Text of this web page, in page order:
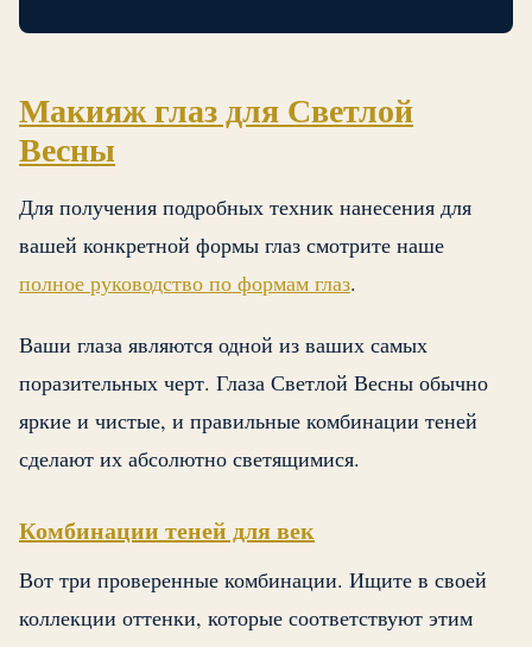
Макияж глаз для Светлой
Весны
Для получения подробных техник нанесения для
вашей конкретной формы глаз смотрите наше
полное руководство по формам глаз.
Ваши глаза являются одной из ваших самых
поразительных черт. Глаза Светлой Весны обычно
яркие и чистые, и правильные комбинации теней
сделают их абсолютно светящимися.
Комбинации теней для век
Вот три проверенные комбинации. Ищите в своей
коллекции оттенки, которые соответствуют этим